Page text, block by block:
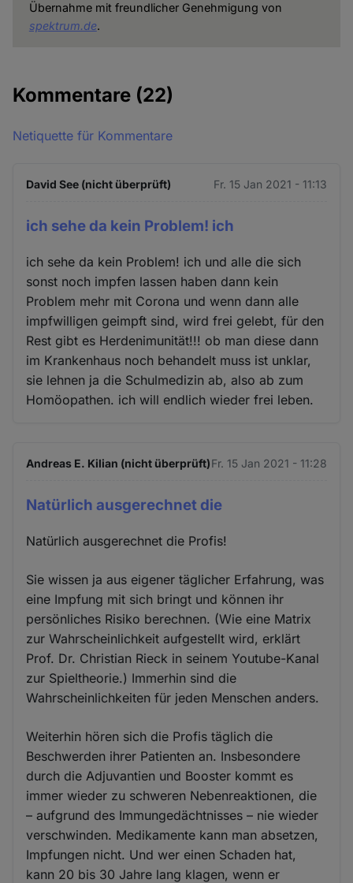
Übernahme mit freundlicher Genehmigung von
spektrum.de.
Kommentare (22)
Netiquette für Kommentare
David See (nicht überprüft) Fr. 15 Jan 2021 - 11:13
ich sehe da kein Problem! ich
ich sehe da kein Problem! ich und alle die sich
sonst noch impfen lassen haben dann kein
Problem mehr mit Corona und wenn dann alle
impfwilligen geimpft sind, wird frei gelebt, für den
Rest gibt es Herdenimunität!!! ob man diese dann
im Krankenhaus noch behandelt muss ist unklar,
sie lehnen ja die Schulmedizin ab, also ab zum
Homöopathen. ich will endlich wieder frei leben.
Andreas E. Kilian (nicht überprüft)Fr. 15 Jan 2021 - 11:28
Natürlich ausgerechnet die
Natürlich ausgerechnet die Profis!
Sie wissen ja aus eigener täglicher Erfahrung, was
eine Impfung mit sich bringt und können ihr
persönliches Risiko berechnen. (Wie eine Matrix
zur Wahrscheinlichkeit aufgestellt wird, erklärt
Prof. Dr. Christian Rieck in seinem Youtube-Kanal
zur Spieltheorie.) Immerhin sind die
Wahrscheinlichkeiten für jeden Menschen anders.
Weiterhin hören sich die Profis täglich die
Beschwerden ihrer Patienten an. Insbesondere
durch die Adjuvantien und Booster kommt es
immer wieder zu schweren Nebenreaktionen, die
– aufgrund des Immungedächtnisses – nie wieder
verschwinden. Medikamente kann man absetzen,
Impfungen nicht. Und wer einen Schaden hat,
kann 20 bis 30 Jahre lang klagen, wenn er